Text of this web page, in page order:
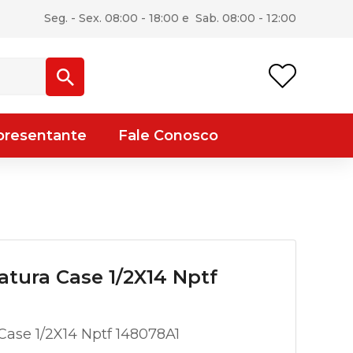
Seg. - Sex. 08:00 - 18:00 e Sab. 08:00 - 12:00
Fale Conosco
Case 1/2X14 Nptf
1/2X14 Nptf 148078A1